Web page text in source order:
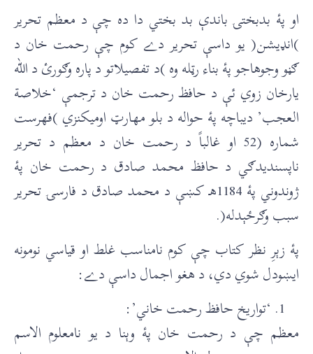
او پۀ بدبختۍ باندې بد بختي دا ده چې د معظم تحرير
)انډيشن( يو داسې تحرير دے کوم چې رحمت خان د
ګڼو وجوهاجو پۀ بناء رټله وه )د تفصيلاتو د پاره وګورئ د الله
يارخان زوي ئې د حافظ رحمت خان د ترجمې ‘خلاصة
العجب’ ديباچه پۀ حواله د بلو مهارټ اوميکنزي )فهرست
شماره (52 او غالباً د رحمت خان د معظم د تحرير
ناپسنديدګي د حافظ محمد صادق د رحمت خان پۀ
ژوندوني پۀ 1184هـ کښې د محمد صادق د فارسۍ تحرير
سبب وګرځېدله(.
پۀ زېرِ نظر کتاب چې کوم نامناسب غلط او قياسي نومونه
ايښودل شوي دي، د هغو اجمال داسې دے:
‘تواريخ حافظ رحمت خاني’:
معظم چې د رحمت خان پۀ وېنا د يو نامعلوم الاسم